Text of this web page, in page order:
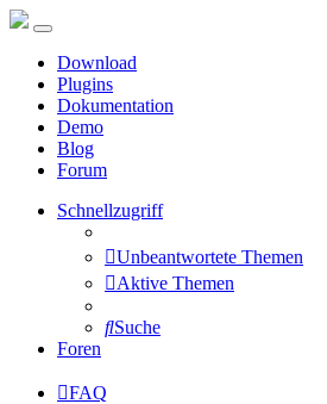
Download
Plugins
Dokumentation
Demo
Blog
Forum
Schnellzugriff
Unbeantwortete Themen
Aktive Themen
Suche
Foren
FAQ